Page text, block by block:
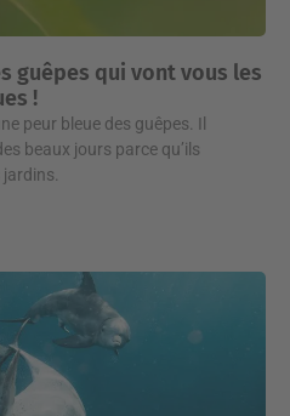
guêpes qui vont vous les
!
peur bleue des guêpes. Il
beaux jours parce qu’ils